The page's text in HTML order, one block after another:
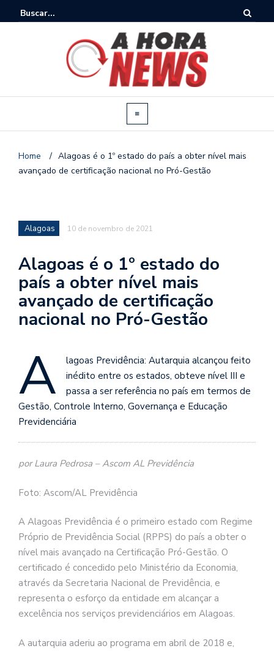
Home / Alagoas é o 1º estado do país a obter nível mais
avançado de certificação nacional no Pró-Gestão
Alagoas 10 de novembro de 2021
Alagoas é o 1º estado do
país a obter nível mais
avançado de certificação
nacional no Pró-Gestão
A
lagoas Previdência: Autarquia alcançou feito
inédito entre os estados, obteve nível III e
passa a ser referência no país em termos de
Gestão, Controle Interno, Governança e Educação
Previdenciária
por Laura Pedrosa – Ascom AL Previdência
Foto: Ascom/AL Previdência
A Alagoas Previdência é o primeiro estado com Regime
Próprio de Previdência Social (RPPS) do país a obter o
nível mais avançado na Certificação Pró-Gestão. O
certificado é concedido pelo Ministério da Economia,
através da Secretaria Nacional de Previdência, e
representa o esforço da entidade em alcançar a
excelência nos serviços previdenciários em Alagoas.
A autarquia aderiu ao programa em abril de 2018 e,